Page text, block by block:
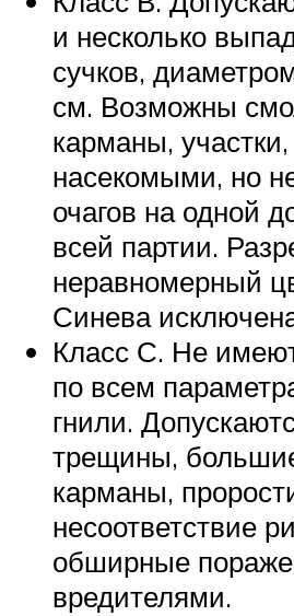
и несколько
сучков,
см. Возможны
карманы,
насекомыми, но
очагов на одной
всей партии.
неравномерный
Синева
Класс С. Не
по всем
гнили.
трещины,
карманы,
несоответствие
обширные
вредителями.